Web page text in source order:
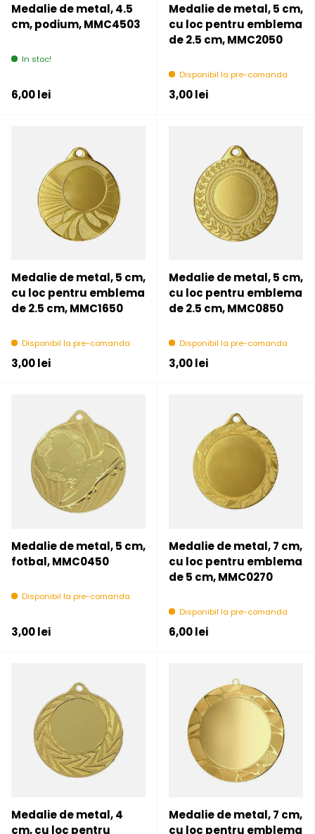
Medalie de metal, 4.5
cm, podium, MMC4503
In stoc!
Pret initial
6,00 lei
Medalie de metal, 5 cm,
cu loc pentru emblema
de 2.5 cm, MMC2050
Disponibil la pre-comanda
Pret initial
3,00 lei
Medalie de metal, 5 cm,
cu loc pentru emblema
de 2.5 cm, MMC1650
Disponibil la pre-comanda
Pret initial
3,00 lei
Medalie de metal, 5 cm,
cu loc pentru emblema
de 2.5 cm, MMC0850
Disponibil la pre-comanda
Pret initial
3,00 lei
Medalie de metal, 5 cm,
fotbal, MMC0450
Disponibil la pre-comanda
Pret initial
3,00 lei
Medalie de metal, 7 cm,
cu loc pentru emblema
de 5 cm, MMC0270
Disponibil la pre-comanda
Pret initial
6,00 lei
Medalie de metal, 4
cm, cu loc pentru
Medalie de metal, 7 cm,
cu loc pentru emblema